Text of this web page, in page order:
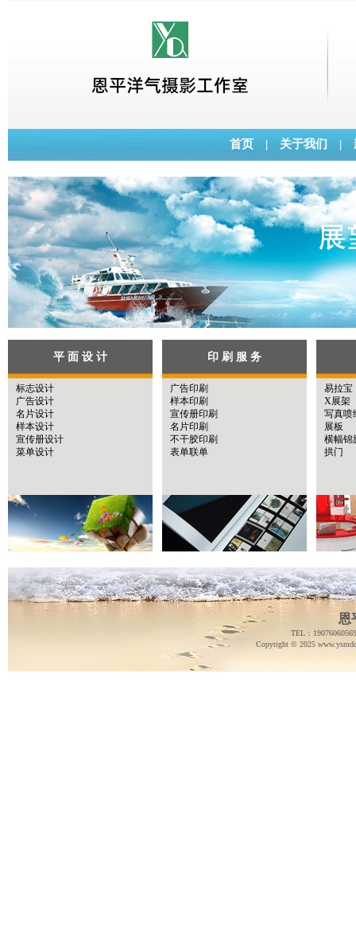
首页 | 关于我们 |
平 面 设 计
标志设计
广告设计
名片设计
样本设计
宣传册设计
菜单设计
印 刷 服 务
广告印刷
样本印刷
宣传册印刷
名片印刷
不干胶印刷
表单联单
易拉宝
X展架
写真喷
展板
横幅锦
拱门
恩
TEL：
Copyright © 2025 www.